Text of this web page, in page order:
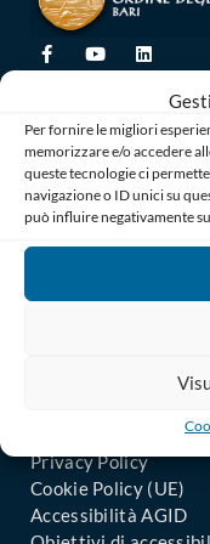
Per fornire le migliori
memorizzare e/o accedere
queste tecnologie ci
navigazione o ID unici su
può influire negativamente
Ordine degli Avvocati
Palazzo di Giustizia,
Telefono : 080 574 91
Codice Fiscale:
Codice univoco di
PEC – Posta
Uffici Amministrativi
Uffici Giudiziari:
Privacy Policy
Cookie Policy (UE)
Accessibilità AGID